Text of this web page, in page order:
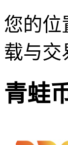
您的位
载与交
青蛙